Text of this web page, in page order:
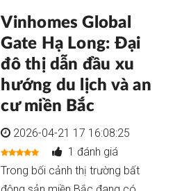
Vinhomes Global
Gate Hạ Long: Đại
đô thị dẫn đầu xu
hướng du lịch và an
cư miền Bắc
2026-04-21 17 16:08:25
1 đánh giá
Trong bối cảnh thị trường bất